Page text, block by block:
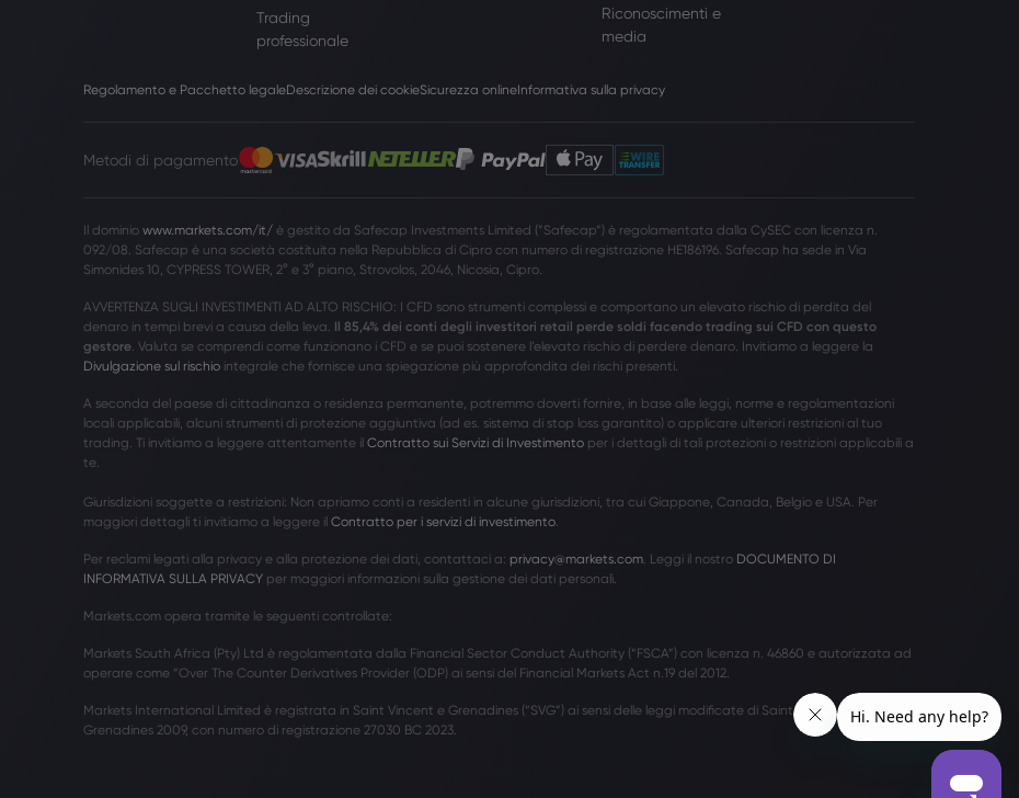
Trading
professionale
Riconoscimenti e
media
Regolamento e Pacchetto legaleDescrizione dei cookieSicurezza onlineInformativa sulla privacy
Metodi di pagamento
Il dominio www.markets.com/it/è gestito da Safecap Investments Limited (”Safecap”) è regolamentata dalla CySEC con licenza n.
092/08. Safecap è una società costituita nella Repubblica di Cipro con numero di registrazione HE186196. Safecap ha sede in Via
Simonides 10, CYPRESS TOWER, 2° e 3° piano, Strovolos, 2046, Nicosia, Cipro.
AVVERTENZA SUGLI INVESTIMENTI AD ALTO RISCHIO: I CFD sono strumenti complessi e comportano un elevato rischio di perdita del
denaro in tempi brevi a causa della leva. Il 85,4% dei conti degli investitori retail perde soldi facendo trading sui CFD con questo
gestore. Valuta se comprendi come funzionano i CFD e se puoi sostenere l’elevato rischio di perdere denaro. Invitiamo a leggere la
Divulgazione sul rischiointegrale che fornisce una spiegazione più approfondita dei rischi presenti.
A seconda del paese di cittadinanza o residenza permanente, potremmo doverti fornire, in base alle leggi, norme e regolamentazioni
locali applicabili, alcuni strumenti di protezione aggiuntiva (ad es. sistema di stop loss garantito) o applicare ulteriori restrizioni al tuo
trading. Ti invitiamo a leggere attentamente il Contratto sui Servizi di Investimentoper i dettagli di tali protezioni o restrizioni applicabili a
te.
Giurisdizioni soggette a restrizioni: Non apriamo conti a residenti in alcune giurisdizioni, tra cui Giappone, Canada, Belgio e USA. Per
maggiori dettagli ti invitiamo a leggere il Contratto per i servizi di investimento.
Per reclami legati alla privacy e alla protezione dei dati, contattaci a: privacy@markets.com. Leggi il nostro DOCUMENTO DI
INFORMATIVA SULLA PRIVACYper maggiori informazioni sulla gestione dei dati personali.
Markets.com opera tramite le seguenti controllate:
Markets South Africa (Pty) Ltd è regolamentata dalla Financial Sector Conduct Authority (“FSCA”) con licenza n. 46860 e autorizzata ad
operare come “Over The Counter Derivatives Provider (ODP) ai sensi del Financial Markets Act n.19 del 2012.
Markets International Limited è registrata in Saint Vincent e Grenadines (“SVG”) ai sensi delle leggi modificate di Saint Vincent and The
Grenadines 2009, con numero di registrazione 27030 BC 2023.